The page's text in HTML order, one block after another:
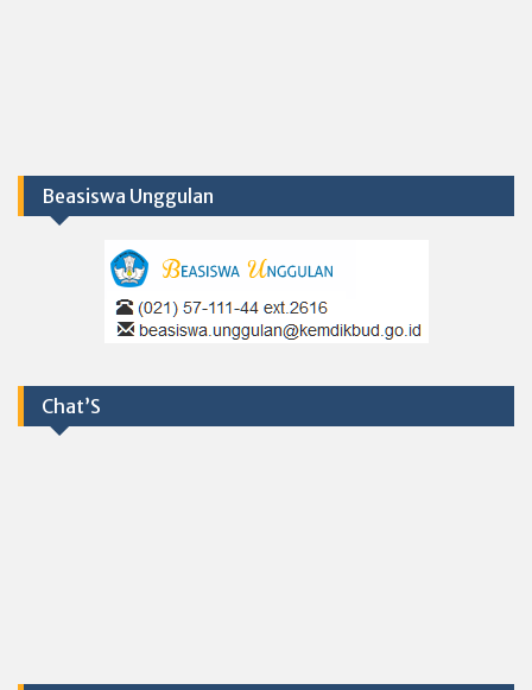
Beasiswa Unggulan
Chat’S